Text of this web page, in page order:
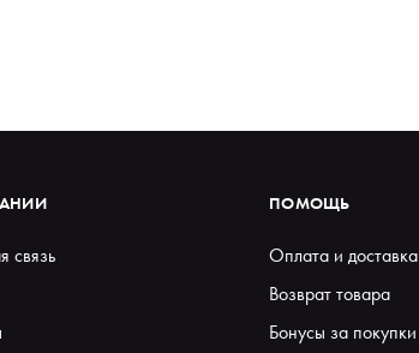
связь
ПОМОЩЬ
Оплата и доставка
Возврат товара
Бонусы за покупки